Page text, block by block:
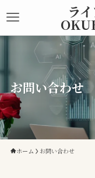
ラ
お問い合わせ
ホーム お問い合わせ